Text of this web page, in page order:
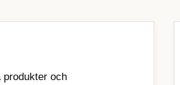
och